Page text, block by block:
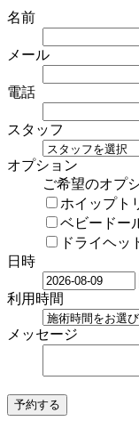
名前
メール
電話
スタッフ
オプション
ご希望のオプ
ホイップト
ベビードー
ドライヘ
日時
利用時間
メッセージ